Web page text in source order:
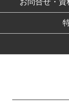
お問合せ・資